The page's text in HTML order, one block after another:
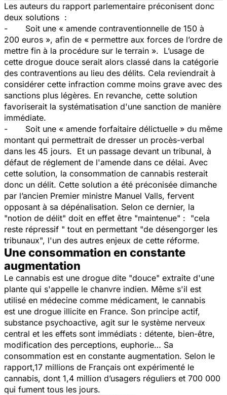
Les auteurs du rapport parlementaire préconisent donc
deux solutions :
- Soit une « amende contraventionnelle de 150 à
200 euros », afin de « permettre aux forces de l’ordre de
mettre fin à la procédure sur le terrain ». L’usage de
cette drogue douce serait alors classé dans la catégorie
des contraventions au lieu des délits. Cela reviendrait à
considérer cette infraction comme moins grave avec des
sanctions plus légères. En revanche, cette solution
favoriserait la systématisation d'une sanction de manière
immédiate.
- Soit une « amende forfaitaire délictuelle » du même
montant qui permettrait de dresser un procès-verbal
dans les 45 jours. Et un passage devant un tribunal, à
défaut de réglement de l'amende dans ce délai. Avec
cette solution, la consommation de cannabis resterait
donc un délit. Cette solution a été préconisée dimanche
par l’ancien Premier ministre Manuel Valls, fervent
opposant à sa dépénalisation. Selon ce dernier, la
"notion de délit" doit en effet être "maintenue" : "cela
reste répressif " tout en permettant "de désengorger les
tribunaux", l'un des autres enjeux de cette réforme.
Une consommation en constante
augmentation
Le cannabis est une drogue dite "douce" extraite d'une
plante qui s'appelle le chanvre indien. Même s'il est
utilisé en médecine comme médicament, le cannabis
est une drogue illicite en France. Son principe actif,
substance psychoactive, agit sur le système nerveux
central et les effets sont immédiats : détente, bien-être,
modification des perceptions, euphorie… Sa
consommation est en constante augmentation. Selon le
rapport,17 millions de Français ont expérimenté le
cannabis, dont 1,4 million d’usagers réguliers et 700 000
qui fument tous les jours.